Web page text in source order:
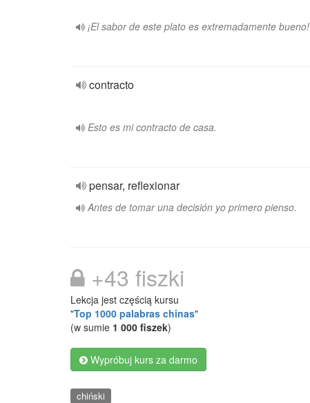
¡El sabor de este plato es extremadamente bueno!
contracto
Esto es mi contracto de casa.
pensar, reflexionar
Antes de tomar una decisión yo primero pienso.
+43 fiszki
Lekcja jest częścią kursu
"Top 1000 palabras chinas"
(w sumie 1 000 fiszek)
Wypróbuj kurs za darmo
chiński